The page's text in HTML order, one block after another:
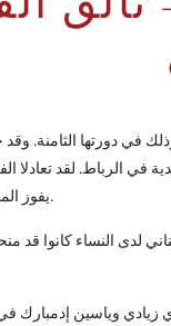
دورتها الثامنة. وقد
في الرباط. لقد تعادلا
يفوز المنتخب المغربي في الثنائي.
لدى النساء كانوا قد
وياسين إدمبارك في